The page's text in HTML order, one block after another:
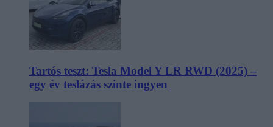
Tartós teszt: Tesla Model Y LR RWD (2025) –
egy év teslázás szinte ingyen